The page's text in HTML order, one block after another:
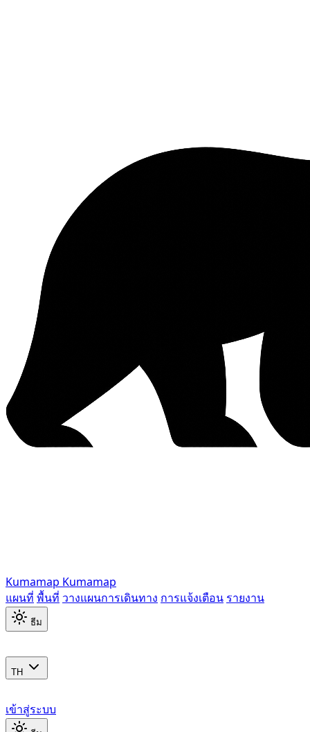
Kumamap Kumamap
แผนที่ พื้นที่ วางแผนการเดินทาง การแจ้งเตือน รายงาน
ธีม
TH
เข้าสู่ระบบ